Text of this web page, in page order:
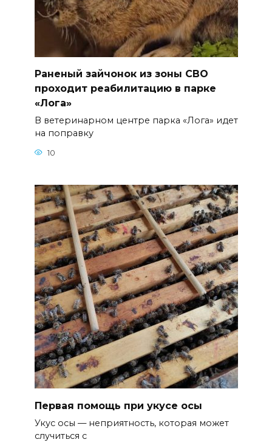
Раненый зайчонок из зоны СВО
проходит реабилитацию в парке
«Лога»
В ветеринарном центре парка «Лога» идет
на поправку
10
Первая помощь при укусе осы
Укус осы — неприятность, которая может
случиться с